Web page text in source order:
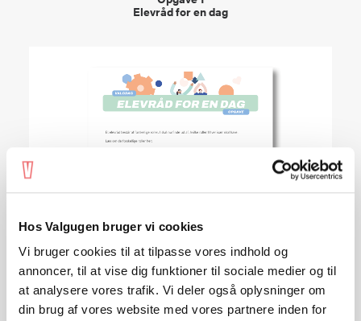
Hos Valgugen bruger vi cookies
Vi bruger cookies til at tilpasse vores indhold og
annoncer, til at vise dig funktioner til sociale medier og til
at analysere vores trafik. Vi deler også oplysninger om
din brug af vores website med vores partnere inden for
Elevråd for en dag